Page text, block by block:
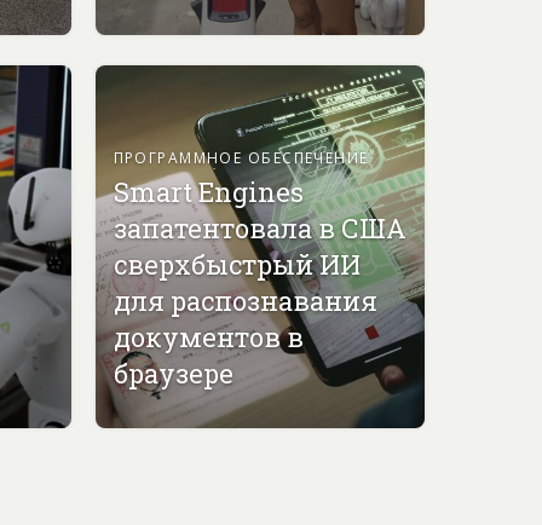
ПРОГРАММНОЕ ОБЕСПЕЧЕНИЕ
Smart Engines
запатентовала в США
сверхбыстрый ИИ
для распознавания
документов в
браузере